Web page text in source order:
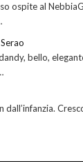
ospite al
bello,
dall’infanzia.